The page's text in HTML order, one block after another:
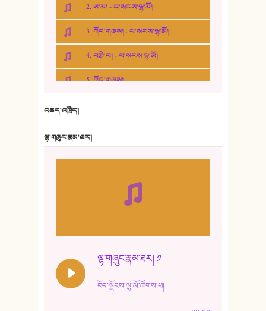
2. ཨ་མ། - པ་སངས་ལྷ་མོ།
3. ཀོང་གཞས། - པ་སངས་ལྷ་མོ།
4. བརྩེ་བ། - པ་སངས་ལྷ་མོ།
5. ཀོང་གཞས།
10. ཆང་གཞས། ༣
འཆད་འཁྲིད།
ལྷ་གཞུང་རྣམ་ཐར།
ལྷ་གཞུང་རྣམ་ཐར། ༡
བོད་ལྗོངས་ལྷ་མོ་ཚོགས་པ།